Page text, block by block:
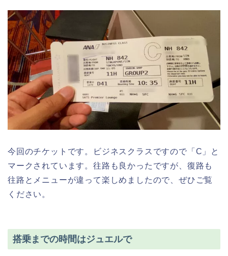
今回のチケットです。ビジネスクラスですので「C」と
マークされています。往路も良かったですが、復路も
往路とメニューが違って楽しめましたので、ぜひご覧
ください。
搭乗までの時間はジュエルで